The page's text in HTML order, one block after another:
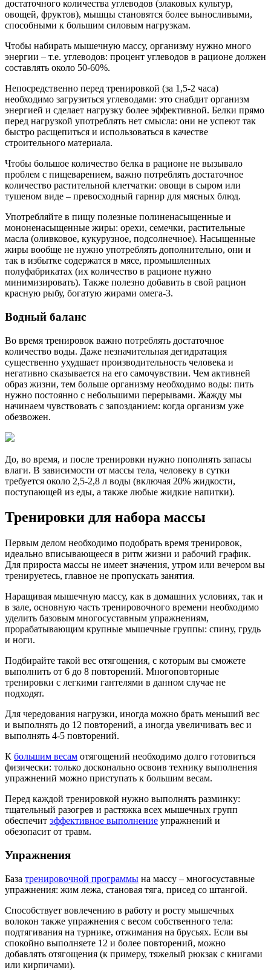
достаточного количества углеводов (злаковых культур,
овощей, фруктов), мышцы становятся более выносливыми,
способными к большим силовым нагрузкам.
Чтобы набирать мышечную массу, организму нужно много
энергии – т.е. углеводов: процент углеводов в рационе должен
составлять около 50-60%.
Непосредственно перед тренировкой (за 1,5-2 часа)
необходимо загрузиться углеводами: это снабдит организм
энергией и сделает нагрузку более эффективной. Белки прямо
перед нагрузкой употреблять нет смысла: они не успеют так
быстро расщепиться и использоваться в качестве
строительного материала.
Чтобы большое количество белка в рационе не вызывало
проблем с пищеварением, важно потреблять достаточное
количество растительной клетчатки: овощи в сыром или
тушеном виде – превосходный гарнир для мясных блюд.
Употребляйте в пищу полезные полиненасыщенные и
мононенасыщенные жиры: орехи, семечки, растительные
масла (оливковое, кукурузное, подсолнечное). Насыщенные
жиры вообще не нужно употреблять дополнительно, они и
так в избытке содержатся в мясе, промышленных
полуфабрикатах (их количество в рационе нужно
минимизировать). Также полезно добавить в свой рацион
красную рыбу, богатую жирами омега-3.
Водный баланс
Во время тренировок важно потреблять достаточное
количество воды. Даже незначительная дегидратация
существенно ухудшает производительность человека и
негативно сказывается на его самочувствии. Чем активней
образ жизни, тем больше организму необходимо воды: пить
нужно постоянно с небольшими перерывами. Жажду мы
начинаем чувствовать с запозданием: когда организм уже
обезвожен.
До, во время, и после тренировки нужно пополнять запасы
влаги. В зависимости от массы тела, человеку в сутки
требуется около 2,5-2,8 л воды (включая 20% жидкости,
поступающей из еды, а также любые жидкие напитки).
Тренировки для набора массы
Первым делом необходимо подобрать время тренировок,
идеально вписывающееся в ритм жизни и рабочий график.
Для прироста массы не имеет значения, утром или вечером вы
тренируетесь, главное не пропускать занятия.
Наращивая мышечную массу, как в домашних условиях, так и
в зале, основную часть тренировочного времени необходимо
уделить базовым многосуставным упражнениям,
прорабатывающим крупные мышечные группы: спину, грудь
и ноги.
Подбирайте такой вес отягощения, с которым вы сможете
выполнить от 6 до 8 повторений. Многоповторные
тренировки с легкими гантелями в данном случае не
подходят.
Для чередования нагрузки, иногда можно брать меньший вес
и выполнять до 12 повторений, а иногда увеличивать вес и
выполнять 4-5 повторений.
К большим весам отягощений необходимо долго готовиться
физически: только досконально освоив технику выполнения
упражнений можно приступать к большим весам.
Перед каждой тренировкой нужно выполнять разминку:
тщательный разогрев и растяжка всех мышечных групп
обеспечит эффективное выполнение упражнений и
обезопасит от травм.
Упражнения
База тренировочной программы на массу – многосуставные
упражнения: жим лежа, становая тяга, присед со штангой.
Способствует вовлечению в работу и росту мышечных
волокон также упражнения с весом собственного тела:
подтягивания на турнике, отжимания на брусьях. Если вы
спокойно выполняете 12 и более повторений, можно
добавлять отягощения (к примеру, тяжелый рюкзак с книгами
или кирпичами).